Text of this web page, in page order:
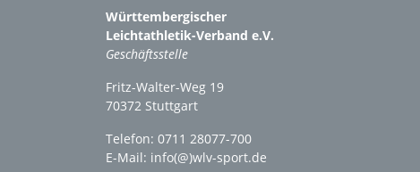
Württembergischer
Leichtathletik-Verband e.V.
Geschäftsstelle
Fritz-Walter-Weg 19
70372 Stuttgart
Telefon: 0711 28077-700
E-Mail: info(@)wlv-sport.de